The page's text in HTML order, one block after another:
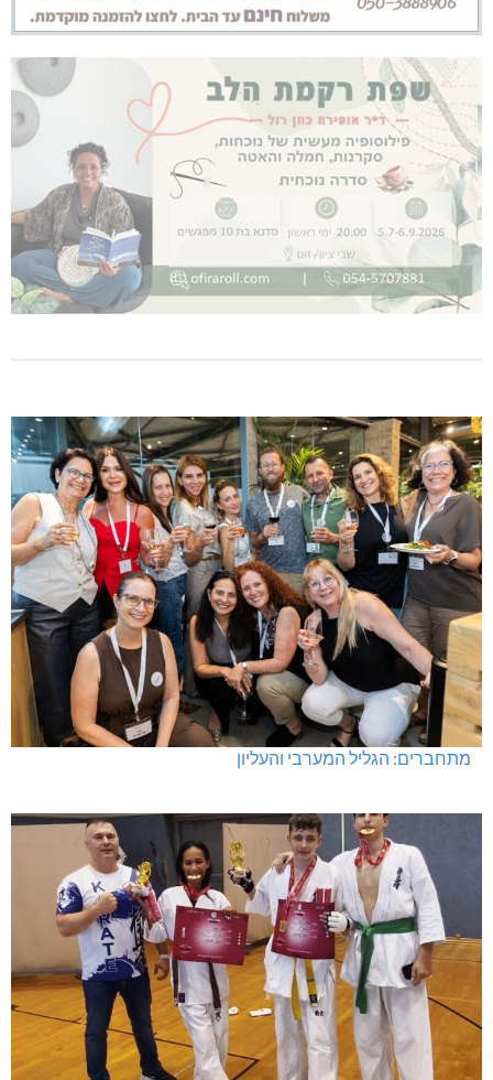
מתחברים: הגליל המערבי והעליון